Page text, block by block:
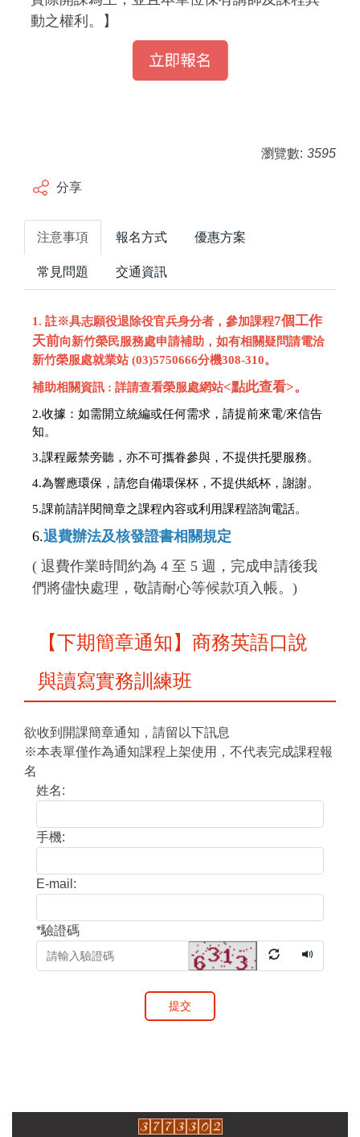
動之權利。】
瀏覽數: 3595
分享
注意事項 報名方式 優惠方案
常見問題 交通資訊
1. 註※具志願役退除役官兵身分者，參加課程7個工作
天前向新竹榮民服務處申請補助，如有相關疑問請電洽
新竹榮服處就業站 (03)5750666分機308-310。
補助相關資訊 : 詳請查看榮服處網站<點此查看>。
2.收據： 如需開立統編或任何需求，請提前來電/來信告
知。
3.課程嚴禁旁聽，亦不可攜眷參與，不提供托嬰服務。
4.為響應環保，請您自備環保杯，不提供紙杯，謝謝。
5.課前請詳閱簡章之課程內容或利用課程諮詢電話。
6.退費辦法及核發證書相關規定
( 退費作業時間約為 4 至 5 週，完成申請後我
們將儘快處理，敬請耐心等候款項入帳。)
【下期簡章通知】商務英語口說
與讀寫實務訓練班
欲收到開課簡章通知，請留以下訊息
※本表單僅作為通知課程上架使用，不代表完成課程報
名
姓名:
手機:
E-mail:
*驗證碼
提交